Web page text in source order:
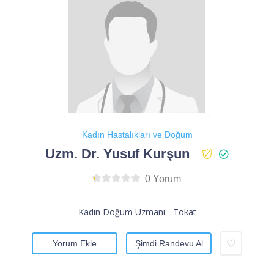
Kadın Hastalıkları ve Doğum
Uzm. Dr. Yusuf Kurşun
0 Yorum
Kadın Doğum Uzmanı - Tokat
Yorum Ekle Şimdi Randevu Al